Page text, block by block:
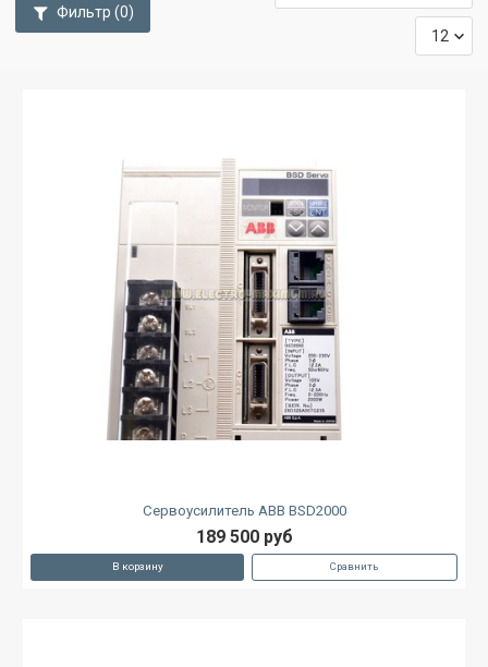
Фильтр (0)
Сервоусилитель ABB BSD2000
189 500 руб
В корзину Сравнить